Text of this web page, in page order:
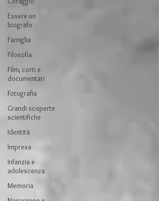
Essere un
biografo
Famiglia
Filosofia
Film, corti e
documentari
Fotografia
Grandi scoperte
scientifiche
Identità
Impresa
Infanzia e
adolescenza
Memoria